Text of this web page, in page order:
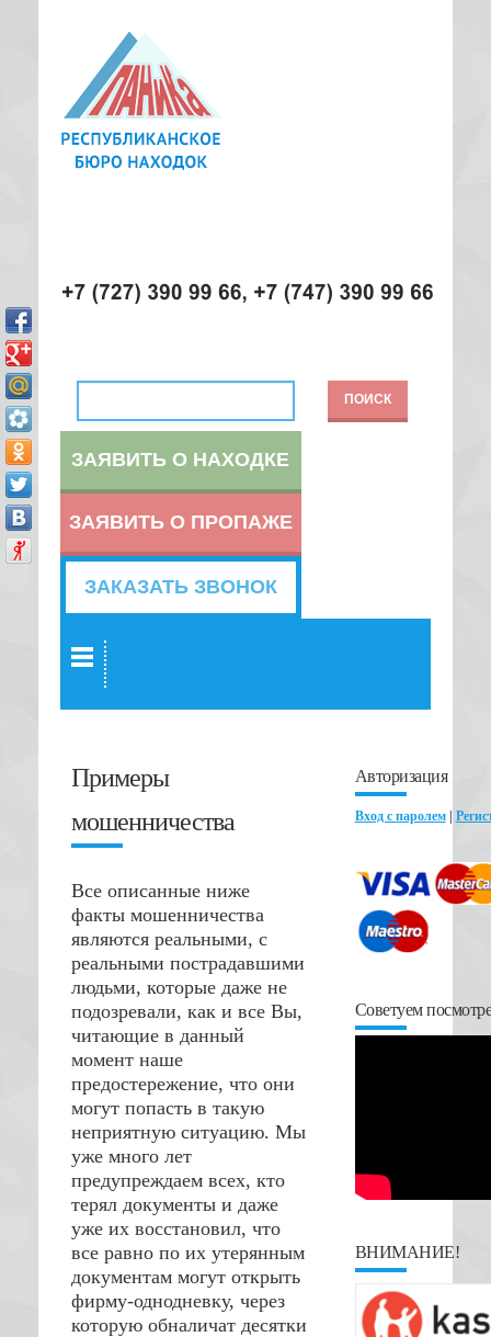
ЗАЯВИТЬ О НАХОДКЕ
ЗАЯВИТЬ О ПРОПАЖЕ
ЗАКАЗАТЬ ЗВОНОК
Примеры
мошенничества
Все описанные ниже
факты мошенничества
являются реальными, с
реальными пострадавшими
людьми, которые даже не
подозревали, как и все Вы,
читающие в данный
момент наше
предостережение, что они
могут попасть в такую
неприятную ситуацию. Мы
уже много лет
предупреждаем всех, кто
терял документы и даже
уже их восстановил, что
все равно по их утерянным
документам могут открыть
фирму-однодневку, через
которую обналичат десятки
Авторизация
Вход с паролем|
Советуем
ВНИМАНИЕ!